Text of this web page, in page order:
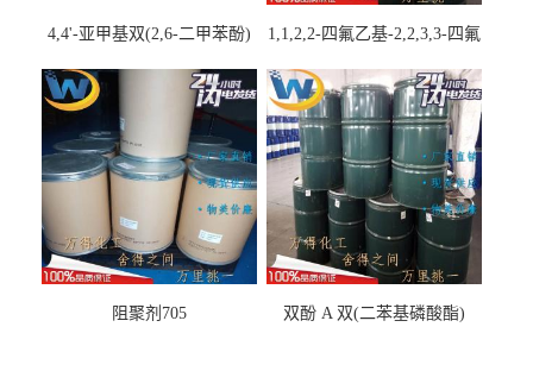
4,4'-亚甲基双(2,6-二甲苯酚)
1,1,2,2-四氟乙基-2,2,3,3-四氟
阻聚剂705 双酚 A 双(二苯基磷酸酯)